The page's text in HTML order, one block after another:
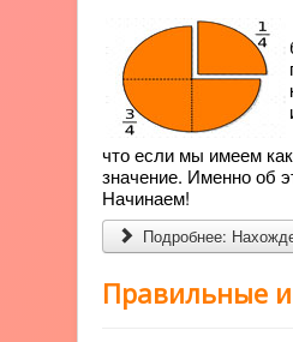
что если мы имеем
значение. Именно об
Начинаем!
Подробнее:
Правильные